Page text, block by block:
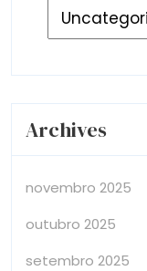
Archives
novembro 2025
outubro 2025
setembro 2025